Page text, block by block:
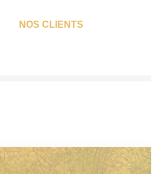
NOS CLIENTS